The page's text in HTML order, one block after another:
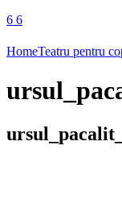
HomeTeatru pentru